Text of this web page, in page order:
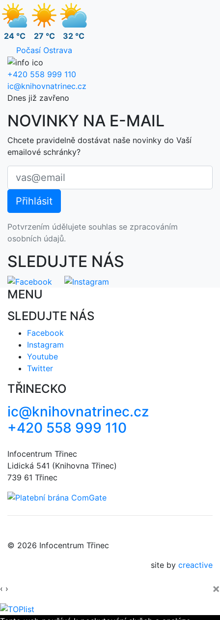
24 °C 27 °C
32 °C
Počasí Ostrava
+420 558 999 110
ic@knihovnatrinec.cz
Dnes již zavřeno
NOVINKY NA E-MAIL
Chcete pravidelně dostávat naše novinky do Vaší
emailové schránky?
Potvrzením údělujete souhlas se zpracováním
osobních údajů.
SLEDUJTE NÁS
MENU
SLEDUJTE NÁS
Facebook
Instagram
Youtube
Twitter
TŘINECKO
ic@knihovnatrinec.cz
+420 558 999 110
Infocentrum Třinec
Lidická 541 (Knihovna Třinec)
739 61 Třinec
© 2026 Infocentrum Třinec
site by creactive
‹ › ×